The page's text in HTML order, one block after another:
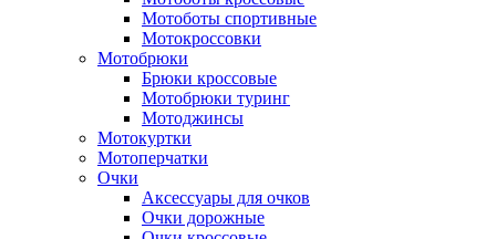
Мотоботы спортивные
Мотокроссовки
Мотобрюки
Брюки кроссовые
Мотобрюки туринг
Мотоджинсы
Мотокуртки
Мотоперчатки
Очки
Аксессуары для очков
Очки дорожные